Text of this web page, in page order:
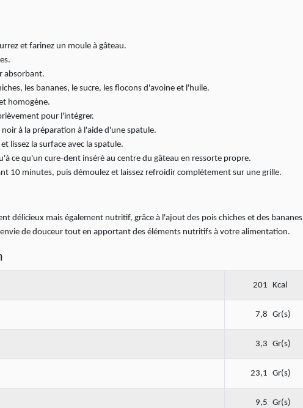
et farinez un moule à gâteau.
absorbant.
les bananes, le sucre, les flocons d'avoine et l'huile.
homogène.
pour l'intégrer.
à la préparation à l'aide d'une spatule.
lissez la surface avec la spatule.
ce qu'un cure-dent inséré au centre du gâteau en ressorte propre.
10 minutes, puis démoulez et laissez refroidir complètement sur une grille.
délicieux mais également nutritif, grâce à l'ajout des pois chiches et des
de douceur tout en apportant des éléments nutritifs à votre alimentation.
201 Kcal
7,8 Gr(s)
3,3 Gr(s)
23,1 Gr(s)
9,5 Gr(s)